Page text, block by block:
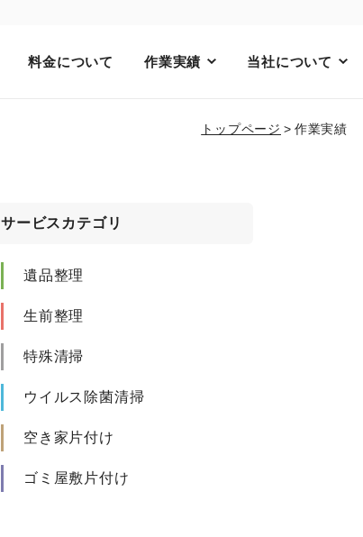
料金について 作業実績 当社について
トップページ 作業実績
サービスカテゴリ
遺品整理
生前整理
特殊清掃
ウイルス除菌清掃
空き家片付け
ゴミ屋敷片付け